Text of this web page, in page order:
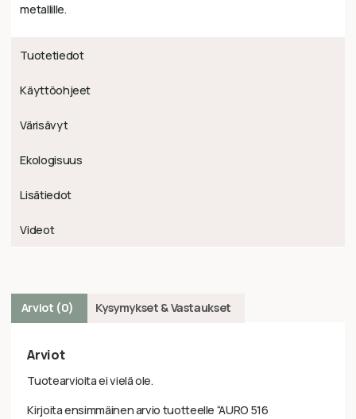
metallille.
Tuotetiedot
Käyttöohjeet
Värisävyt
Ekologisuus
Lisätiedot
Videot
Arviot (0) Kysymykset & Vastaukset
Arviot
Tuotearvioita ei vielä ole.
Kirjoita ensimmäinen arvio tuotteelle “AURO 516